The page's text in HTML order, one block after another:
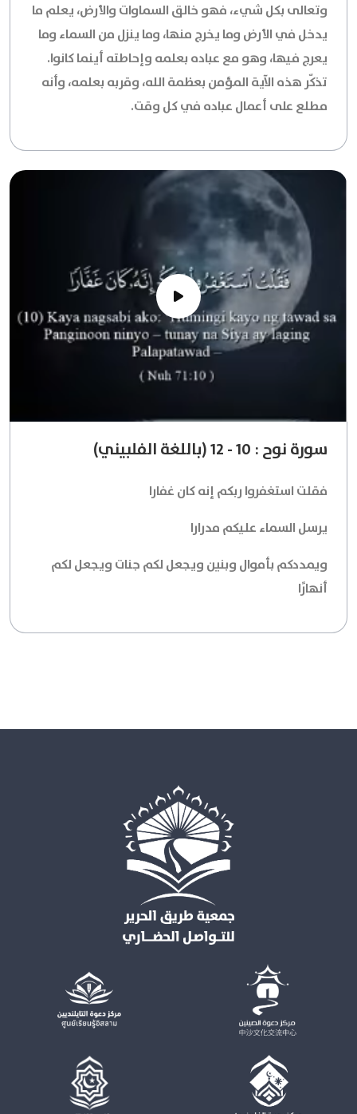
وتعالى بكل شيء، فهو خالق السماوات والأرض، يعلم ما
يدخل في الأرض وما يخرج منها، وما ينزل من السماء وما
يعرج فيها، وهو مع عباده بعلمه وإحاطته أينما كانوا.
تذكّر هذه الآية المؤمن بعظمة الله، وقربه بعلمه، وأنه
مطلع على أعمال عباده في كل وقت.
سورة نوح : 10 - 12 (باللغة الفلبيني)
فقلت استغفروا ربكم إنه كان غفارا
يرسل السماء عليكم مدرارا
ويمددكم بأموال وبنين ويجعل لكم جنات ويجعل لكم
أنهارًا